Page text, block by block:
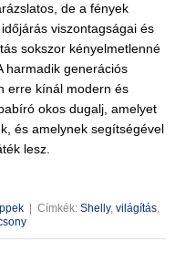
de a fények
viszontagságai és
sokszor kényelmetlenné
harmadik generációs
erre kínál modern és
okos dugalj, amelyet
és amelynek segítségével
lesz.
Címkék: Shelly, világítás,